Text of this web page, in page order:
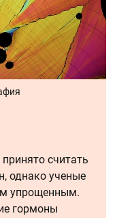
считать
однако ученые
упрощенным.
гормоны